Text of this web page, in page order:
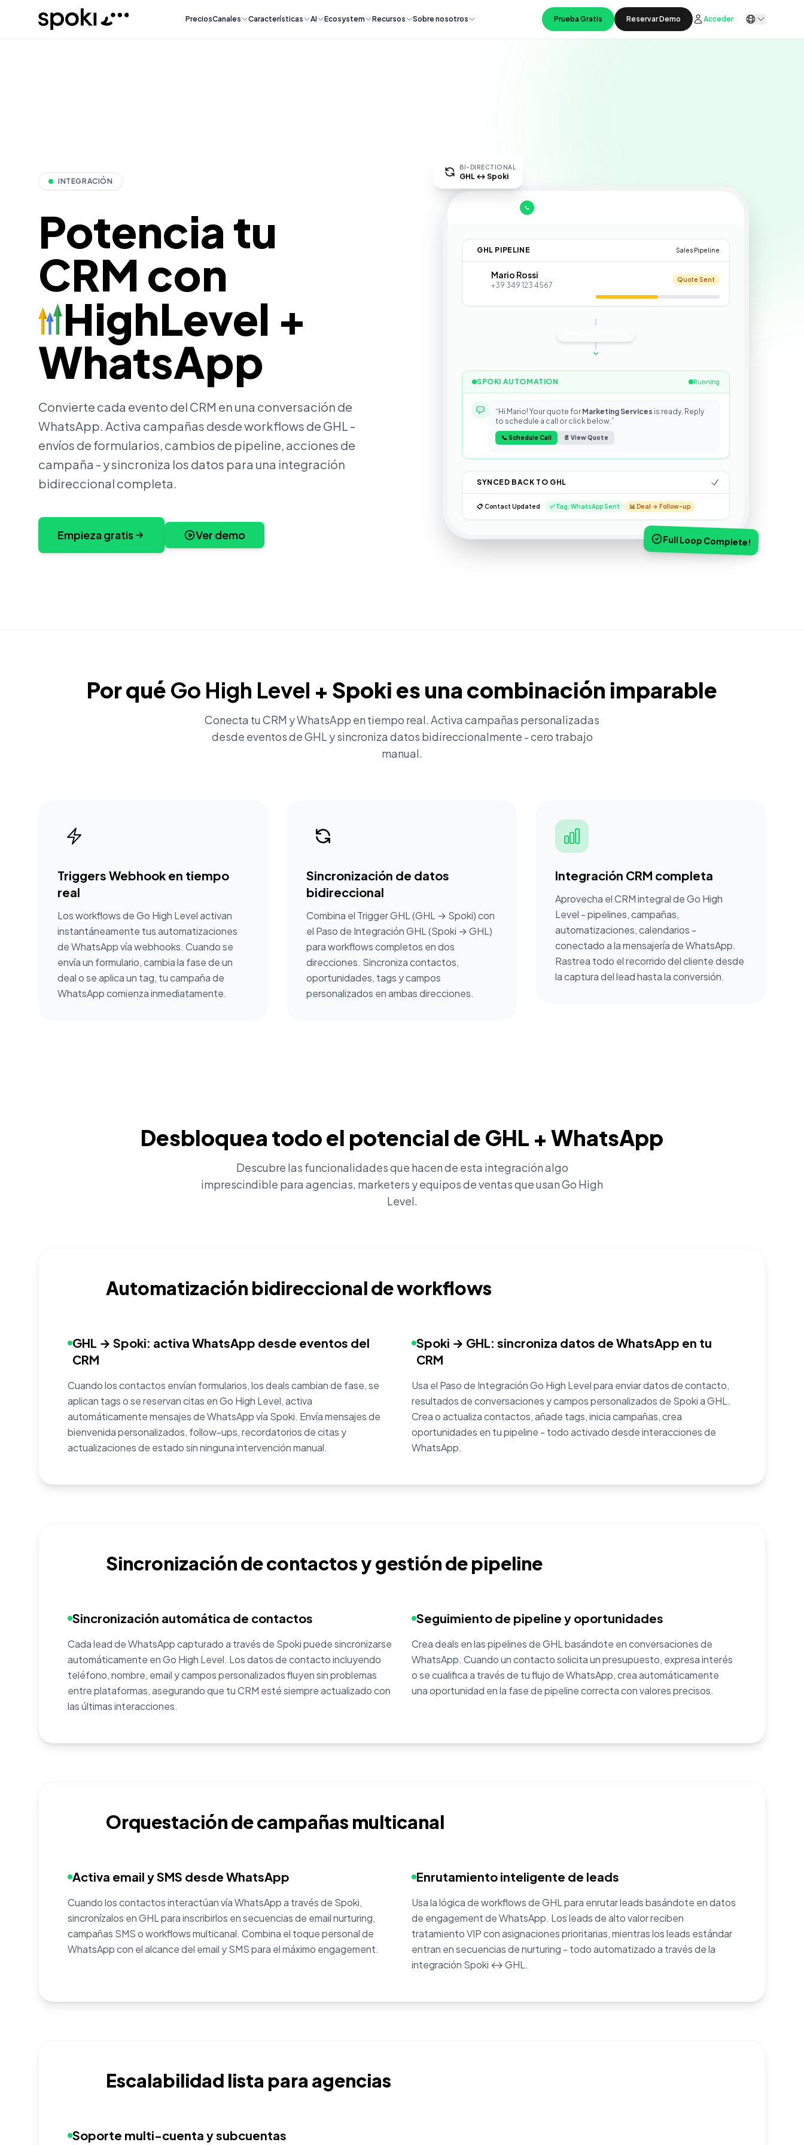
Spoki PreciosCanales Características AI Ecosystem Recursos Sobre nosotros Prueba Gratis Reservar Demo Acceder
INTEGRACIÓN
Potencia tu
CRM con
HighLevel +
WhatsApp
Convierte cada evento del CRM en una conversación de
WhatsApp. Activa campañas desde workflows de GHL -
envíos de formularios, cambios de pipeline, acciones de
campaña - y sincroniza los datos para una integración
bidireccional completa.
Empieza gratis Ver demo
BI-DIRECTIONAL
GHL ↔ Spoki
→
GHL PIPELINE Sales Pipeline
Mario Rossi
+39 349 123 4567
Quote Sent
SPOKI AUTOMATION Running
“Hi Mario! Your quote for Marketing Services is ready. Reply
to schedule a call or click below.”
📞 Schedule Call 📄 View Quote
SYNCED BACK TO GHL
📋 Contact Updated ✅ Tag: WhatsApp Sent 📊 Deal → Follow-up
Full Loop Complete!
Por qué Go High Level + Spoki es una combinación imparable
Conecta tu CRM y WhatsApp en tiempo real. Activa campañas personalizadas
desde eventos de GHL y sincroniza datos bidireccionalmente - cero trabajo
manual.
Triggers Webhook en tiempo
real
Los workflows de Go High Level activan
instantáneamente tus automatizaciones
de WhatsApp vía webhooks. Cuando se
envía un formulario, cambia la fase de un
deal o se aplica un tag, tu campaña de
WhatsApp comienza inmediatamente.
Sincronización de datos
bidireccional
Combina el Trigger GHL (GHL → Spoki) con
el Paso de Integración GHL (Spoki → GHL)
para workflows completos en dos
direcciones. Sincroniza contactos,
oportunidades, tags y campos
personalizados en ambas direcciones.
Integración CRM completa
Aprovecha el CRM integral de Go High
Level - pipelines, campañas,
automatizaciones, calendarios -
conectado a la mensajería de WhatsApp.
Rastrea todo el recorrido del cliente desde
la captura del lead hasta la conversión.
Desbloquea todo el potencial de GHL + WhatsApp
Descubre las funcionalidades que hacen de esta integración algo
imprescindible para agencias, marketers y equipos de ventas que usan Go High
Level.
Automatización bidireccional de workflows
GHL → Spoki: activa WhatsApp desde eventos del
CRM
Cuando los contactos envían formularios, los deals cambian de fase, se
aplican tags o se reservan citas en Go High Level, activa
automáticamente mensajes de WhatsApp vía Spoki. Envía mensajes de
bienvenida personalizados, follow-ups, recordatorios de citas y
actualizaciones de estado sin ninguna intervención manual.
Spoki → GHL: sincroniza datos de WhatsApp en tu
CRM
Usa el Paso de Integración Go High Level para enviar datos de contacto,
resultados de conversaciones y campos personalizados de Spoki a GHL.
Crea o actualiza contactos, añade tags, inicia campañas, crea
oportunidades en tu pipeline - todo activado desde interacciones de
WhatsApp.
Sincronización de contactos y gestión de pipeline
Sincronización automática de contactos
Cada lead de WhatsApp capturado a través de Spoki puede sincronizarse
automáticamente en Go High Level. Los datos de contacto incluyendo
teléfono, nombre, email y campos personalizados fluyen sin problemas
entre plataformas, asegurando que tu CRM esté siempre actualizado con
las últimas interacciones.
Seguimiento de pipeline y oportunidades
Crea deals en las pipelines de GHL basándote en conversaciones de
WhatsApp. Cuando un contacto solicita un presupuesto, expresa interés
o se cualifica a través de tu flujo de WhatsApp, crea automáticamente
una oportunidad en la fase de pipeline correcta con valores precisos.
Orquestación de campañas multicanal
Activa email y SMS desde WhatsApp
Cuando los contactos interactúan vía WhatsApp a través de Spoki,
sincronízalos en GHL para inscribirlos en secuencias de email nurturing,
campañas SMS o workflows multicanal. Combina el toque personal de
WhatsApp con el alcance del email y SMS para el máximo engagement.
Enrutamiento inteligente de leads
Usa la lógica de workflows de GHL para enrutar leads basándote en datos
de engagement de WhatsApp. Los leads de alto valor reciben
tratamiento VIP con asignaciones prioritarias, mientras los leads estándar
entran en secuencias de nurturing - todo automatizado a través de la
integración Spoki ↔ GHL.
Escalabilidad lista para agencias
Soporte multi-cuenta y subcuentas